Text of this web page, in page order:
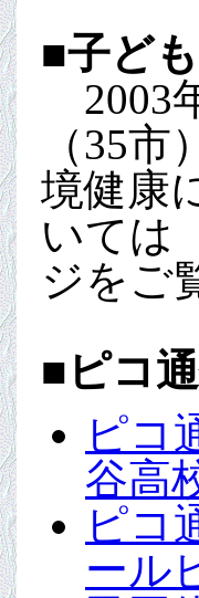
■子ど
2003
（35
境健康
いては
ジをご
■ ピコ
ピコ
谷高
ピコ
ール